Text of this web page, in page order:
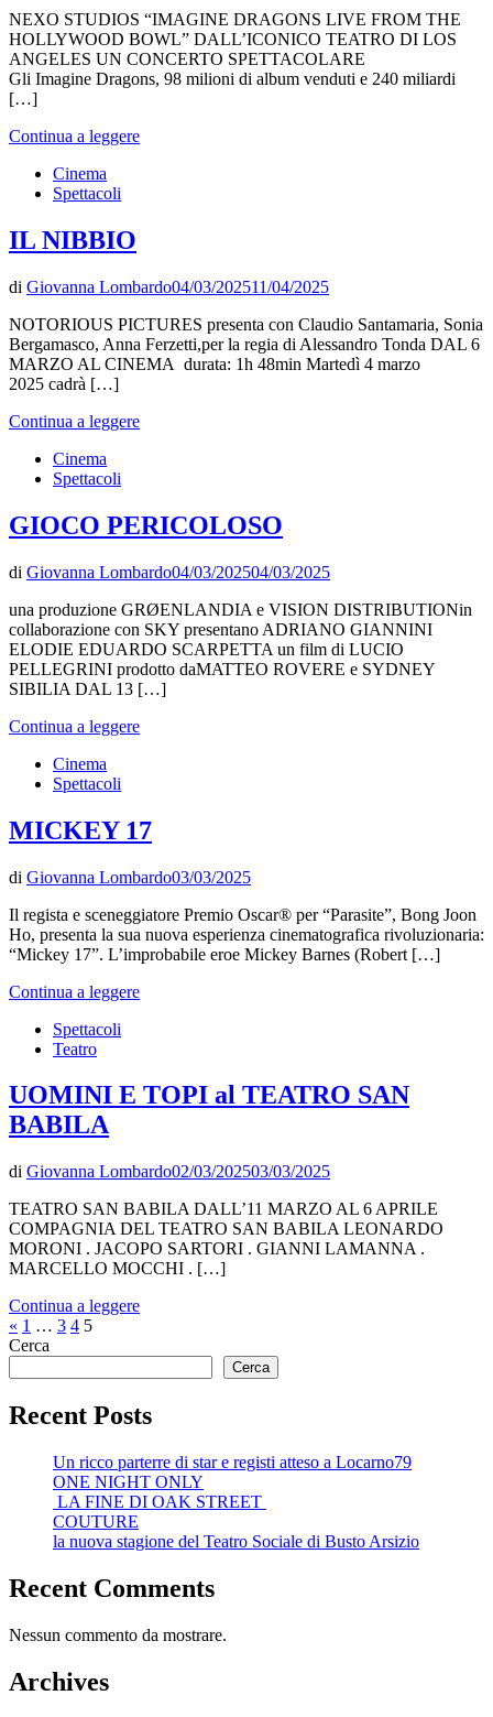
NEXO STUDIOS “IMAGINE DRAGONS LIVE FROM THE
HOLLYWOOD BOWL” DALL’ICONICO TEATRO DI LOS
ANGELES UN CONCERTO SPETTACOLARE
Gli Imagine Dragons, 98 milioni di album venduti e 240 miliardi
[…]
Continua a leggere
Cinema
Spettacoli
IL NIBBIO
di Giovanna Lombardo04/03/202511/04/2025
NOTORIOUS PICTURES presenta con Claudio Santamaria, Sonia
Bergamasco, Anna Ferzetti,per la regia di Alessandro Tonda DAL 6
MARZO AL CINEMA durata: 1h 48min Martedì 4 marzo
2025 cadrà […]
Continua a leggere
Cinema
Spettacoli
GIOCO PERICOLOSO
di Giovanna Lombardo04/03/202504/03/2025
una produzione GRØENLANDIA e VISION DISTRIBUTIONin
collaborazione con SKY presentano ADRIANO GIANNINI
ELODIE EDUARDO SCARPETTA un film di LUCIO
PELLEGRINI prodotto daMATTEO ROVERE e SYDNEY
SIBILIA DAL 13 […]
Continua a leggere
Cinema
Spettacoli
MICKEY 17
di Giovanna Lombardo03/03/2025
Il regista e sceneggiatore Premio Oscar® per “Parasite”, Bong Joon
Ho, presenta la sua nuova esperienza cinematografica rivoluzionaria:
“Mickey 17”. L’improbabile eroe Mickey Barnes (Robert […]
Continua a leggere
Spettacoli
Teatro
UOMINI E TOPI al TEATRO SAN
BABILA
di Giovanna Lombardo02/03/202503/03/2025
TEATRO SAN BABILA DALL’11 MARZO AL 6 APRILE
COMPAGNIA DEL TEATRO SAN BABILA LEONARDO
MORONI . JACOPO SARTORI . GIANNI LAMANNA .
MARCELLO MOCCHI . […]
Continua a leggere
Paginazione
degli
« Articolo
precedente
1 … 3 4 5
Cerca
Cerca
Recent Posts
Un ricco parterre di star e registi atteso a Locarno79
ONE NIGHT ONLY
LA FINE DI OAK STREET
COUTURE
la nuova stagione del Teatro Sociale di Busto Arsizio
Recent Comments
Nessun commento da mostrare.
Archives